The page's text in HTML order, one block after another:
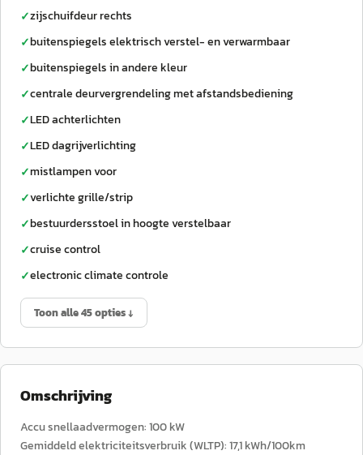
✓zijschuifdeur rechts
✓buitenspiegels elektrisch verstel- en verwarmbaar
✓buitenspiegels in andere kleur
✓centrale deurvergrendeling met afstandsbediening
✓LED achterlichten
✓LED dagrijverlichting
✓mistlampen voor
✓verlichte grille/strip
✓bestuurdersstoel in hoogte verstelbaar
✓cruise control
✓electronic climate controle
Toon alle 45 opties ↓
Omschrijving
Accu snellaadvermogen: 100 kW
Gemiddeld elektriciteitsverbruik (WLTP): 17,1 kWh/100km